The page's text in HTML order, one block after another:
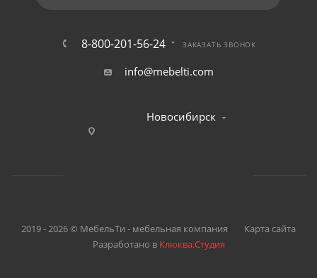
8-800-201-56-24 ЗАКАЗАТЬ ЗВОНОК
info@mebelti.com
Новосибирск
2019 - 2026 © МебельТи - мебельная компания
Карта сайта
Разработано в Клюква.Студия